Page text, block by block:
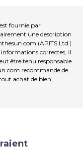
fournie par
une description
(APITS Ltd.)
correctes, il
être tenu responsable
recommande de
achat de bien